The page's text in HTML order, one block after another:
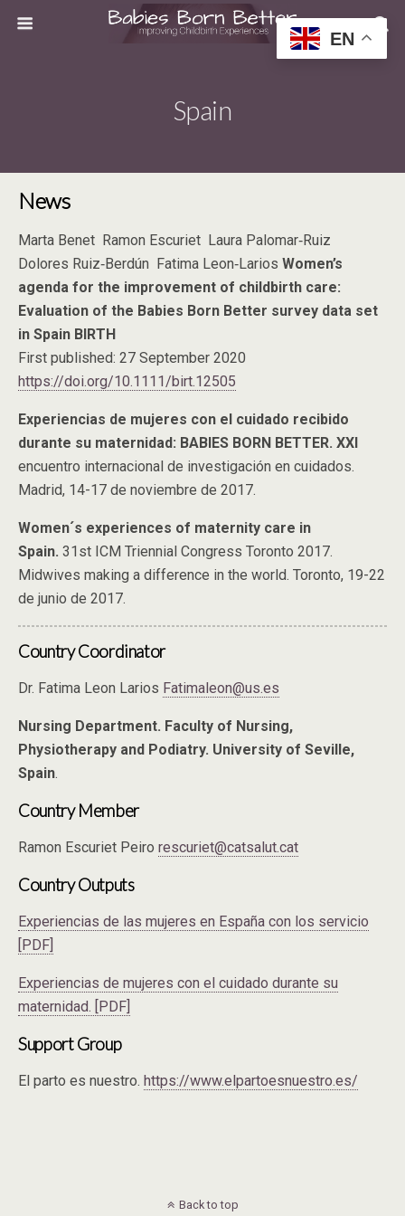
Spain
News
Marta Benet Ramon Escuriet Laura Palomar‐Ruiz
Dolores Ruiz‐Berdún Fatima Leon‐Larios Women’s
agenda for the improvement of childbirth care:
Evaluation of the Babies Born Better survey data set
in Spain BIRTH
First published: 27 September 2020
https://doi.org/10.1111/birt.12505
Experiencias de mujeres con el cuidado recibido
durante su maternidad: BABIES BORN BETTER. XXI
encuentro internacional de investigación en cuidados.
Madrid, 14-17 de noviembre de 2017.
Women´s experiences of maternity care in
Spain. 31st ICM Triennial Congress Toronto 2017.
Midwives making a difference in the world. Toronto, 19-22
de junio de 2017.
Country Coordinator
Dr. Fatima Leon Larios Fatimaleon@us.es
Nursing Department. Faculty of Nursing,
Physiotherapy and Podiatry. University of Seville,
Spain.
Country Member
Ramon Escuriet Peiro rescuriet@catsalut.cat
Country Outputs
Experiencias de las mujeres en España con los servicio
[PDF]
Experiencias de mujeres con el cuidado durante su
maternidad. [PDF]
Support Group
El parto es nuestro. https://www.elpartoesnuestro.es/
Back to top
EN